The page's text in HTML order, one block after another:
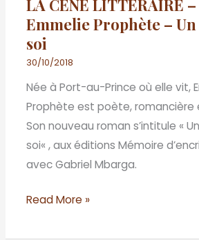
LA CENE LITTÉRAIRE
Emmelie Prophète –
soi
30/10/2018
Née à Port-au-Prince où elle vit,
Prophète est poète, romancière
Son nouveau roman s’intitule «
soi« , aux éditions Mémoire
avec Gabriel Mbarga.
30/10/18
:
Emmelie
Prophète
–
Un
ailleurs
à
soi
Read More »